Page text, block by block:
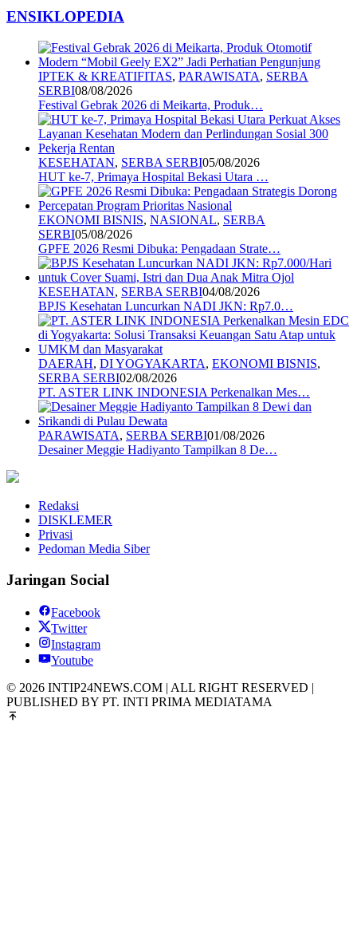
ENSIKLOPEDIA
IPTEK & KREATIFITAS, PARAWISATA, SERBA
SERBI08/08/2026
Festival Gebrak 2026 di Meikarta, Produk…
KESEHATAN, SERBA SERBI05/08/2026
HUT ke-7, Primaya Hospital Bekasi Utara …
EKONOMI BISNIS, NASIONAL, SERBA
SERBI05/08/2026
GPFE 2026 Resmi Dibuka: Pengadaan Strate…
KESEHATAN, SERBA SERBI04/08/2026
BPJS Kesehatan Luncurkan NADI JKN: Rp7.0…
DAERAH, DI YOGYAKARTA, EKONOMI BISNIS,
SERBA SERBI02/08/2026
PT. ASTER LINK INDONESIA Perkenalkan Mes…
PARAWISATA, SERBA SERBI01/08/2026
Desainer Meggie Hadiyanto Tampilkan 8 De…
Redaksi
DISKLEMER
Privasi
Pedoman Media Siber
Jaringan Social
Facebook
Twitter
Instagram
Youtube
© 2026 INTIP24NEWS.COM | ALL RIGHT RESERVED |
PUBLISHED BY PT. INTI PRIMA MEDIATAMA